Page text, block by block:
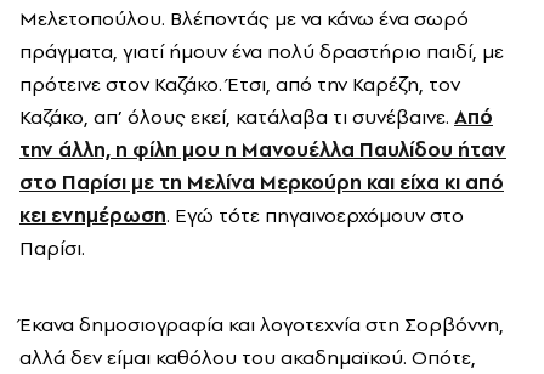
Μελετοπούλου. Βλέποντάς με να κάνω ένα σωρό
πράγματα, γιατί ήμουν ένα πολύ δραστήριο παιδί, με
πρότεινε στον Καζάκο. Έτσι, από την Καρέζη, τον
Καζάκο, απ’ όλους εκεί, κατάλαβα τι συνέβαινε. Από
την άλλη, η φίλη μου η Μανουέλλα Παυλίδου ήταν
στο Παρίσι με τη Μελίνα Μερκούρη και είχα κι από
κει ενημέρωση. Εγώ τότε πηγαινοερχόμουν στο
Παρίσι.
Έκανα δημοσιογραφία και λογοτεχνία στη Σορβόννη,
αλλά δεν είμαι καθόλου του ακαδημαϊκού. Οπότε,